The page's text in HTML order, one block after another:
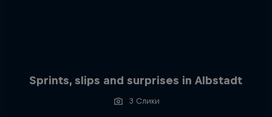
Sprints, slips and surprises in Albstadt
3 Слики